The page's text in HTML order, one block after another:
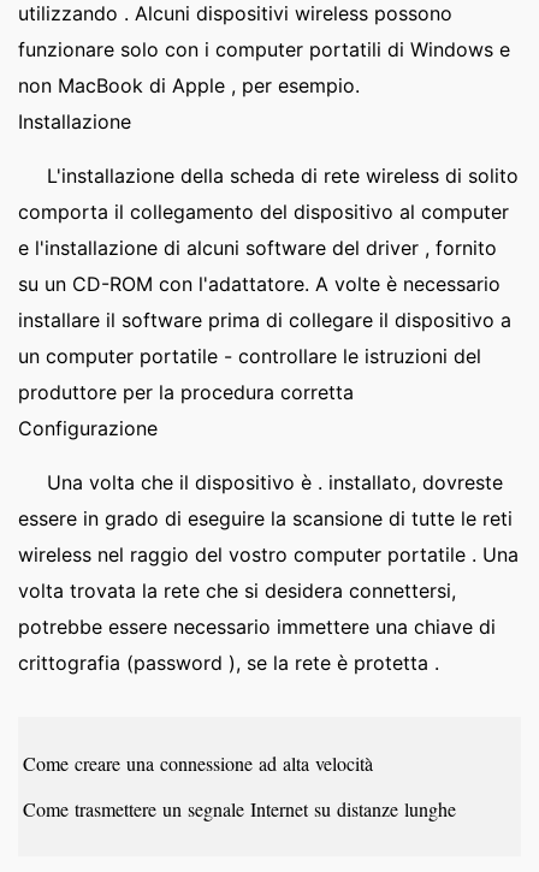
utilizzando . Alcuni dispositivi wireless possono
funzionare solo con i computer portatili di Windows e
non MacBook di Apple , per esempio.
Installazione
L'installazione della scheda di rete wireless di solito
comporta il collegamento del dispositivo al computer
e l'installazione di alcuni software del driver , fornito
su un CD-ROM con l'adattatore. A volte è necessario
installare il software prima di collegare il dispositivo a
un computer portatile - controllare le istruzioni del
produttore per la procedura corretta
Configurazione
Una volta che il dispositivo è . installato, dovreste
essere in grado di eseguire la scansione di tutte le reti
wireless nel raggio del vostro computer portatile . Una
volta trovata la rete che si desidera connettersi,
potrebbe essere necessario immettere una chiave di
crittografia (password ), se la rete è protetta .
Come creare una connessione ad alta velocità
Come trasmettere un segnale Internet su distanze lunghe